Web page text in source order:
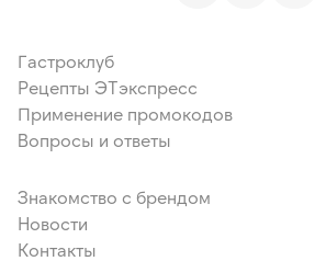
Гастроклуб
Рецепты ЭТэкспресс
Применение промокодов
Вопросы и ответы
Знакомство с брендом
Новости
Контакты